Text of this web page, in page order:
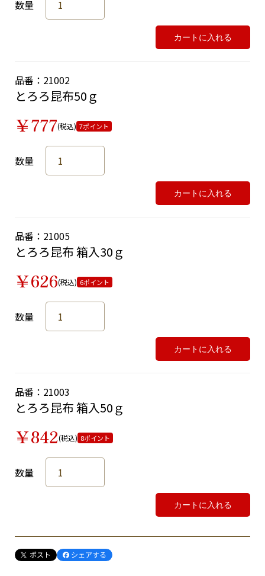
数量
カートに入れる
品番：21002
とろろ昆布50ｇ
￥777(税込) 7ポイント
数量
カートに入れる
品番：21005
とろろ昆布 箱入30ｇ
￥626(税込) 6ポイント
数量
カートに入れる
品番：21003
とろろ昆布 箱入50ｇ
￥842(税込) 8ポイント
数量
カートに入れる